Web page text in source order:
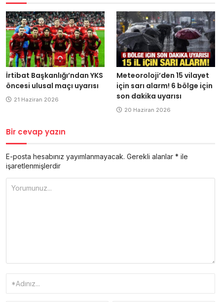
İrtibat Başkanlığı’ndan YKS
öncesi ulusal maçı uyarısı
21 Haziran 2026
Meteoroloji’den 15 vilayet
için sarı alarm! 6 bölge için
son dakika uyarısı
20 Haziran 2026
Bir cevap yazın
E-posta hesabınız yayımlanmayacak. Gerekli alanlar * ile
işaretlenmişlerdir